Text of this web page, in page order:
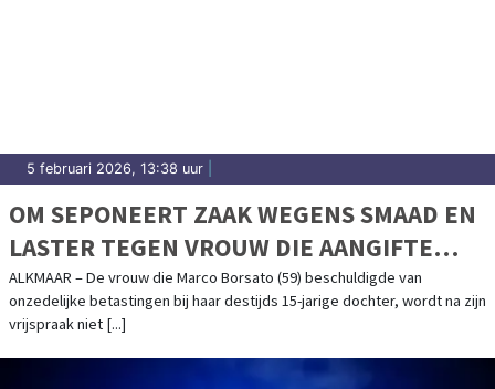
5 februari 2026, 13:38 uur
OM SEPONEERT ZAAK WEGENS SMAAD EN
LASTER TEGEN VROUW DIE AANGIFTE
DEED TEGEN MARCO BORSATO
ALKMAAR – De vrouw die Marco Borsato (59) beschuldigde van
onzedelijke betastingen bij haar destijds 15-jarige dochter, wordt na zijn
vrijspraak niet [...]